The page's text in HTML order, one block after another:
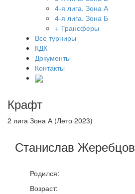
4-я лига. Зона А
4-я лига. Зона Б
+ Трансферы
Все турниры
КДК
Документы
Контакты
Крафт
2 лига Зона А (Лето 2023)
Станислав Жеребцов
Родился:
Возраст: